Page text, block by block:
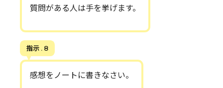
質問がある人は手を挙げます。
指示 . 8
感想をノートに書きなさい。